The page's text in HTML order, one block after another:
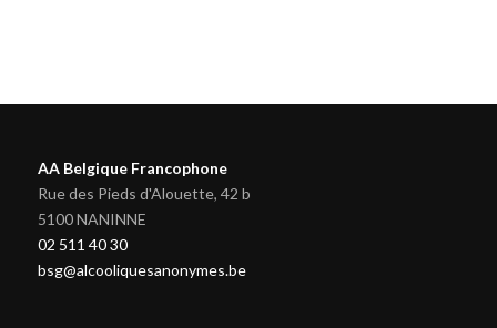
AA Belgique Francophone
Rue des Pieds d'Alouette, 42 b
5100 NANINNE
02 511 40 30
bsg@alcooliquesanonymes.be